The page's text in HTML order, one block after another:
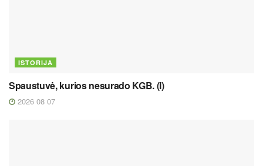
ISTORIJA
Spaustuvė, kurios nesurado KGB. (I)
2026 08 07